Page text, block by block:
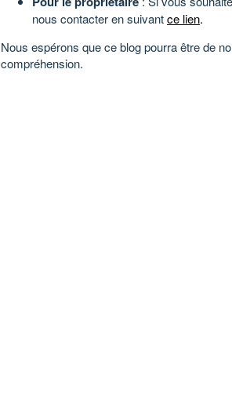
nous contacter en suivantce lien.
Nous espérons que ce blog pourra être de
compréhension.